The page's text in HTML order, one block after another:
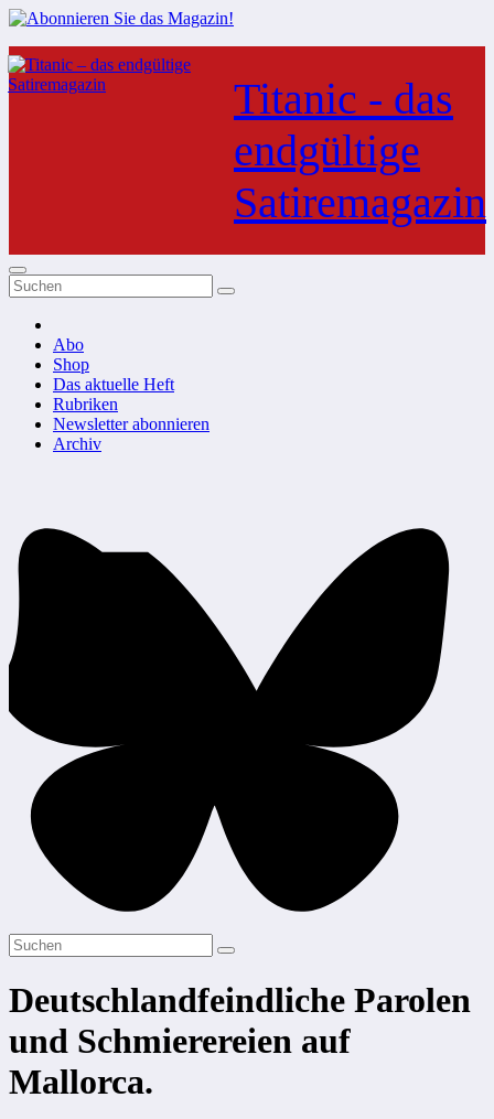
Zum
Inhalt
springen
Titanic - das
endgültige
Satiremagazin
Abo
Shop
Das aktuelle Heft
Rubriken
Newsletter abonnieren
Archiv
Deutschlandfeindliche Parolen
und Schmierereien auf
Mallorca.